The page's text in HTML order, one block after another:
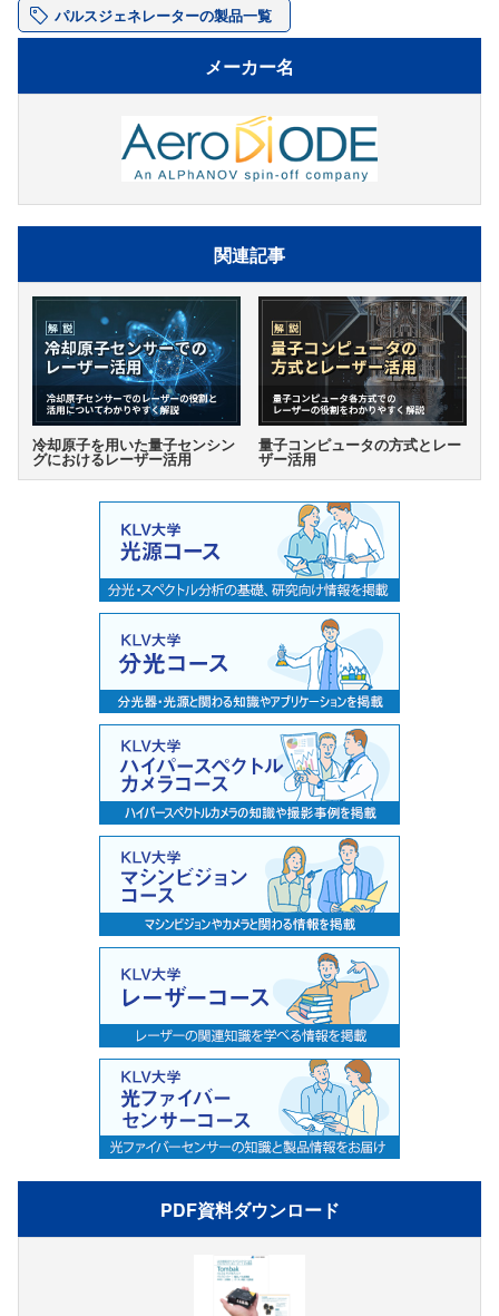
パルスジェネレーターの製品一覧
メーカー名
関連記事
冷却原子を用いた量子センシン
グにおけるレーザー活用
量子コンピュータの方式とレー
ザー活用
PDF資料ダウンロード